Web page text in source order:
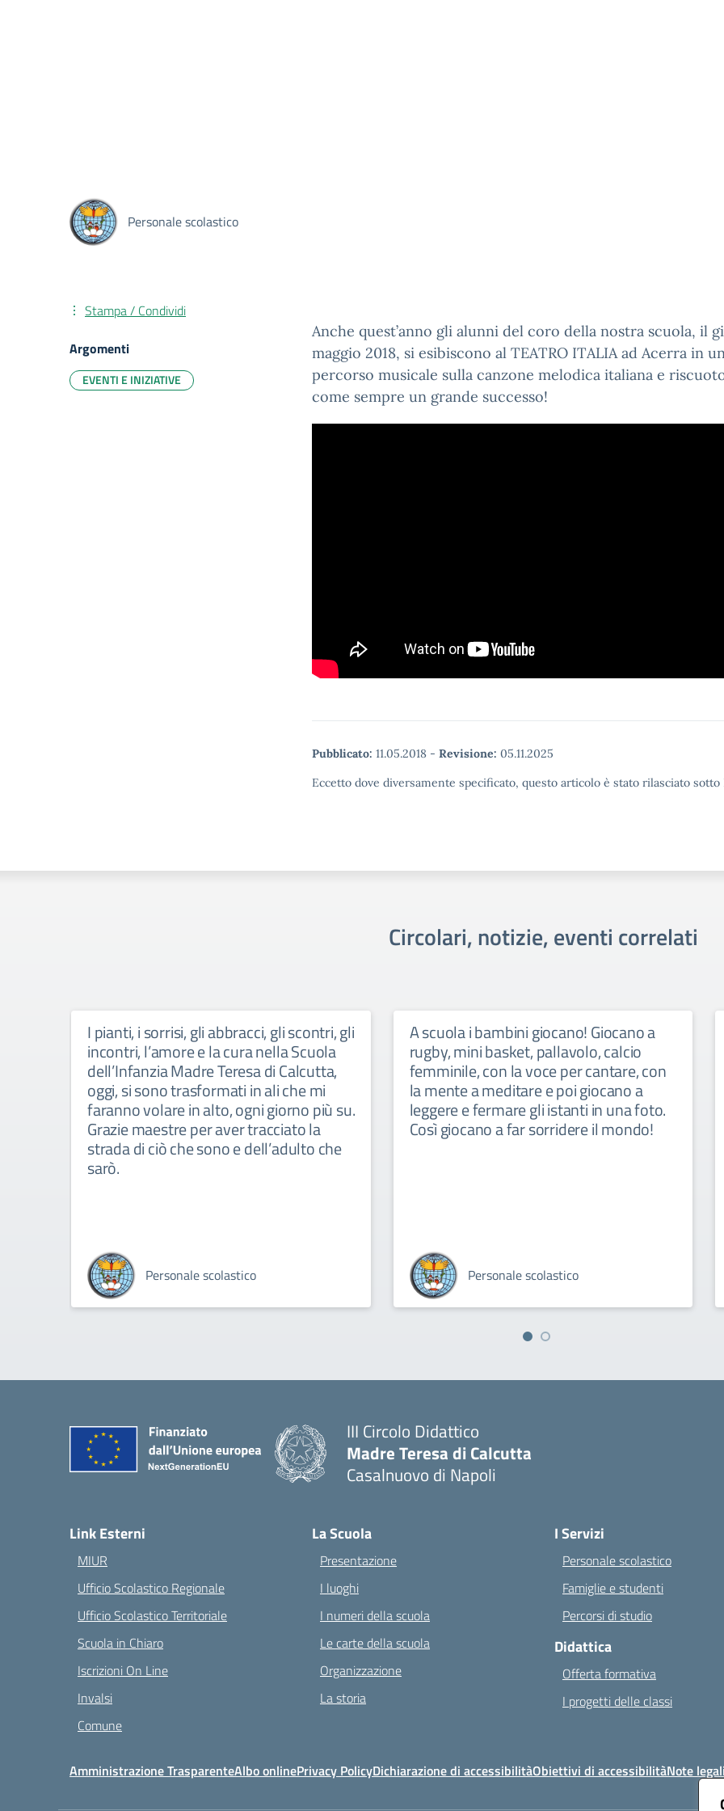
Personale scolastico
Anche quest’anno gli alunni del coro della nostra scuola, il
maggio 2018, si esibiscono al TEATRO ITALIA ad Acerra in
percorso musicale sulla canzone melodica italiana e
come sempre un grande successo!
Pubblicato: 11.05.2018 - Revisione: 05.11.2025
Eccetto dove diversamente specificato, questo articolo è stato rilasciato
Stampa / Condividi
Argomenti
EVENTI E INIZIATIVE
Circolari, notizie, eventi correlati
I pianti, i sorrisi, gli abbracci, gli scontri, gli
incontri, l’amore e la cura nella Scuola
dell’Infanzia Madre Teresa di Calcutta,
oggi, si sono trasformati in ali che mi
faranno volare in alto, ogni giorno più su.
Grazie maestre per aver tracciato la
strada di ciò che sono e dell’adulto che
sarò.
Personale scolastico
A scuola i bambini giocano! Giocano a
rugby, mini basket, pallavolo, calcio
femminile, con la voce per cantare, con
la mente a meditare e poi giocano a
leggere e fermare gli istanti in una foto.
Così giocano a far sorridere il mondo!
Personale scolastico
III Circolo Didattico
Madre Teresa di Calcutta
Casalnuovo di Napoli
Link Esterni
MIUR
Ufficio Scolastico Regionale
Ufficio Scolastico Territoriale
Scuola in Chiaro
Iscrizioni On Line
Invalsi
Comune
La Scuola
Presentazione
I luoghi
I numeri della scuola
Le carte della scuola
Organizzazione
La storia
I Servizi
Personale scolastico
Famiglie e studenti
Percorsi di studio
Didattica
Offerta formativa
I progetti delle classi
Amministrazione TrasparenteAlbo onlinePrivacy PolicyDichiarazione di accessibilitàObiettivi di accessibilitàNote